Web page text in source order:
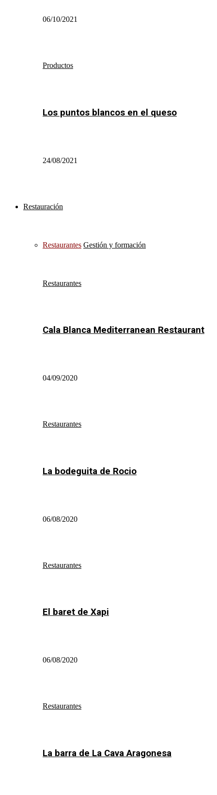
06/10/2021
Productos
Los puntos blancos en el queso
24/08/2021
Restauración
Restaurantes Gestión y formación
Restaurantes
Cala Blanca Mediterranean Restaurant
04/09/2020
Restaurantes
La bodeguita de Rocio
06/08/2020
Restaurantes
El baret de Xapi
06/08/2020
Restaurantes
La barra de La Cava Aragonesa